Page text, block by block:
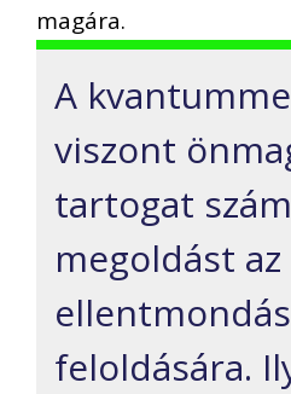
magára.
A
viszont
tartogat
megoldást
feloldására.